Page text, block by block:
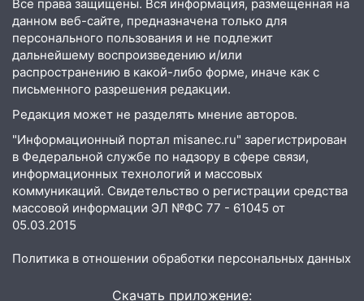
года благоустроят 20 родников
17:27 В Ульяновской области 114 детей-
сирот получили жильё с начала года
16:43 Дорожный сезон перевалил за
экватор: в Ульяновской области
обновили половину региональных трасс
16:31 В Ульяновской области
капитально отремонтируют 101
многоквартирный дом
16:30 Прогноз погоды в Ульяновской
области на 5 августа
16:20
В Сурском районе сёла оказались
Все права защищены. Вся информация, размещенная на
данном веб-сайте, предназначена только для
персонального пользования и не подлежит
дальнейшему воспроизведению и/или
распространению в какой-либо форме, иначе как с
письменного разрешения редакции.
Редакция может не разделять мнение авторов.
"Информационный портал misanec.ru" зарегистрирован
в Федеральной службе по надзору в сфере связи,
информационных технологий и массовых
коммуникаций. Свидетельство о регистрации средства
массовой информации ЭЛ №ФС 77 - 61045 от
05.03.2015
Политика в отношении обработки персональных данных
Скачать приложение: